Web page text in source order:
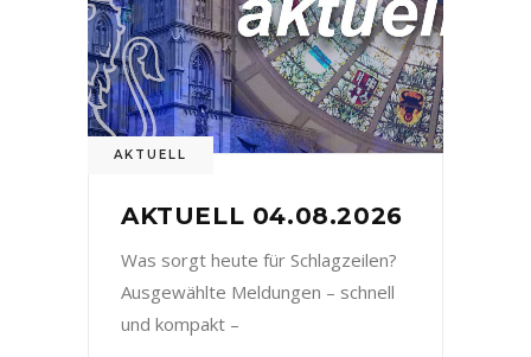
AKTUELL
AKTUELL 04.08.2026
Was sorgt heute für Schlagzeilen?
Ausgewählte Meldungen – schnell
und kompakt –